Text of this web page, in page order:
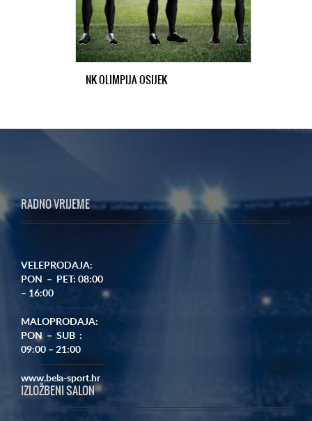
NK OLIMPIJA OSIJEK
RADNO VRIJEME
VELEPRODAJA:
PON – PET: 08:00
– 16:00
MALOPRODAJA:
PON – SUB :
09:00 – 21:00
www.bela-sport.hr
IZLOŽBENI SALON